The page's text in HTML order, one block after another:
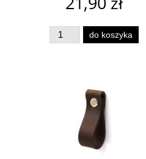
Gałka do mebli Orient Maroccan
23,90 zł
do koszyka